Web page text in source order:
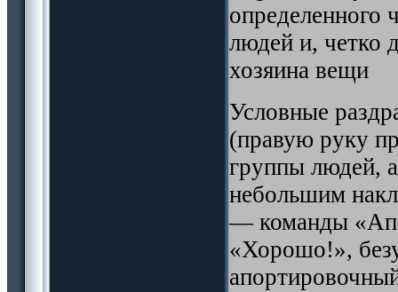
определенного
людей и, четко
хозяина вещи
Условные
(правую руку
группы людей,
небольшим
— команды
«Хорошо!»,